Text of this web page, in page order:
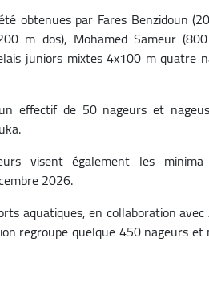
obtenues par Fares Benzidoun
m dos), Mohamed Sameur
juniors mixtes 4x100 m quatre
effectif de 50 nageurs et
visent également les
2026.
aquatiques, en collaboration
regroupe quelque 450 nageurs